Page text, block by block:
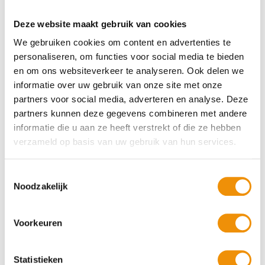
Deze website maakt gebruik van cookies
We gebruiken cookies om content en advertenties te
personaliseren, om functies voor social media te bieden
en om ons websiteverkeer te analyseren. Ook delen we
informatie over uw gebruik van onze site met onze
partners voor social media, adverteren en analyse. Deze
partners kunnen deze gegevens combineren met andere
informatie die u aan ze heeft verstrekt of die ze hebben
verzameld op basis van uw gebruik van hun services.
Noodzakelijk
Voorkeuren
Statistieken
Wek windenergie op voor
honderdduizenden huishoudens.
Rechtstreeks van de Noordzee: de
ruggengraat van ons energieplan voor
een fossielvrije energievoorziening.
Beleg mee en laat de wind voor de
toekomst werken.